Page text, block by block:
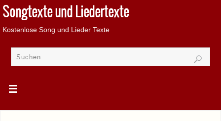
Songtexte und Liedertexte
Kostenlose Song und Lieder Texte